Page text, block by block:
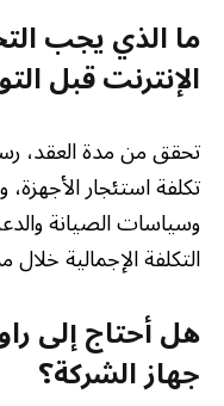
ما الذي يجب
الإنترنت قبل
تحقق من مدة العقد،
تكلفة استئجار
وسياسات الصيانة
التكلفة الإجمالية
هل أحتاج إلى
جهاز الشركة؟